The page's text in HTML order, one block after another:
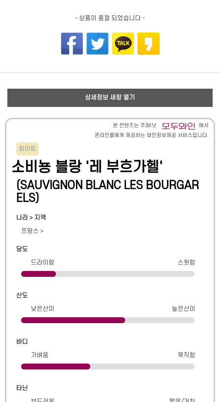
- 상품이 품절 되었습니다 -
상세정보 새창 열기
본 컨텐츠는 주)비닛
에서
온라인몰에게 제공하는 와인정보제공 서비스입니다.
화이트
소비뇽 블랑 '레 부흐가헬'
(SAUVIGNON BLANC LES BOURGAR
ELS)
나라 > 지역
프랑스 >
당도
드라이함
스윗함
산도
낮은산미
높은산미
바디
가벼움
묵직함
타닌